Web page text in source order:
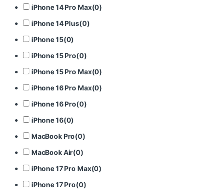
iPhone 14 Pro Max(0)
iPhone 14 Plus(0)
iPhone 15(0)
iPhone 15 Pro(0)
iPhone 15 Pro Max(0)
iPhone 16 Pro Max(0)
iPhone 16 Pro(0)
iPhone 16(0)
MacBook Pro(0)
MacBook Air(0)
iPhone 17 Pro Max(0)
iPhone 17 Pro(0)